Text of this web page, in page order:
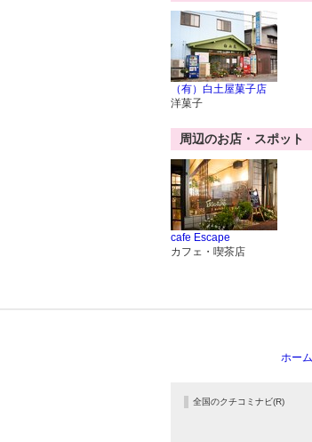
（有）白土屋菓子店
洋菓子
周辺のお店・スポット
cafe Escape
カフェ・喫茶店
ホーム
全国のクチコミナビ(R)